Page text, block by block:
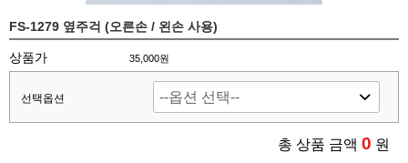
FS-1279 옆주걱 (오른손 / 왼손 사용)
상품가 35,000원
선택옵션
총 상품 금액 0 원